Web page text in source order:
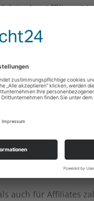
des Affiliate-
Dazu kann
Vermarktung des
Wie bei jeder
und
zu erkennen
auch für Affiliates